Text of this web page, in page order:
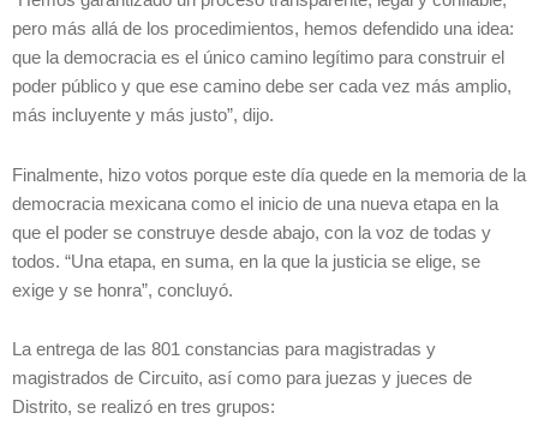
pero más allá de los procedimientos, hemos defendido una idea:
que la democracia es el único camino legítimo para construir el
poder público y que ese camino debe ser cada vez más amplio,
más incluyente y más justo”, dijo.
Finalmente, hizo votos porque este día quede en la memoria de la
democracia mexicana como el inicio de una nueva etapa en la
que el poder se construye desde abajo, con la voz de todas y
todos. “Una etapa, en suma, en la que la justicia se elige, se
exige y se honra”, concluyó.
La entrega de las 801 constancias para magistradas y
magistrados de Circuito, así como para juezas y jueces de
Distrito, se realizó en tres grupos: